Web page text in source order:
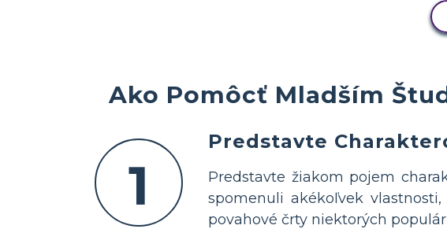
Ako Pomôcť Mladším
1
Predstavte
Predstavte žiakom pojem
spomenuli akékoľvek
povahové črty niektorých